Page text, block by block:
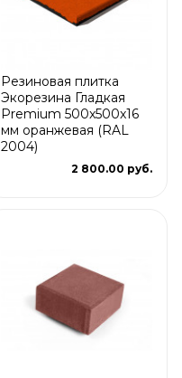
Резиновая плитка
Экорезина Гладкая
Premium 500x500x16
мм оранжевая (RAL
2004)
2 800.00 руб.